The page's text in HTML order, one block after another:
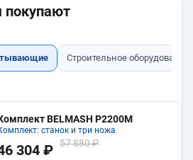
покупают
Строительное оборудование
BELMASH P2200M
станок и три ножа
304 ₽ 57 880 ₽